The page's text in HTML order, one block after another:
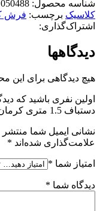
شناسه محصول: 050488
کلاسیک برچسب: فرش
اشتراک‌گذاری:
دیدگاهها
هیچ دیدگاهی برای
اولین نفری باشید که
دستباف 1.5 متری کرمان کد050488”
نشانی ایمیل شما منتشر
علامت‌گذاری شده‌اند *
امتیاز شما *
دیدگاه شما *